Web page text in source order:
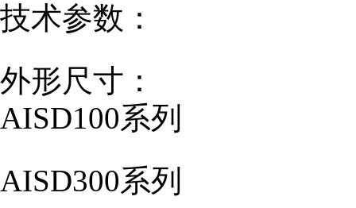
技术参数：
外形尺寸：
AISD100系列
AISD300系列